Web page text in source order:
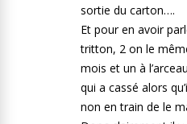
sortie du carton….
Et pour en avoir
tritton, 2 on le
mois et un à l’arceau
qui a cassé alors
non en train de le